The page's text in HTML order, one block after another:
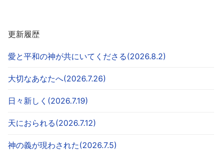
更新履歴
愛と平和の神が共にいてくださる(2026.8.2)
大切なあなたへ(2026.7.26)
日々新しく(2026.7.19)
天におられる(2026.7.12)
神の義が現わされた(2026.7.5)